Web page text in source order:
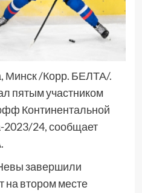
Минск /Корр. БЕЛТА/.
пятым участником
Континентальной
2023/24, сообщает
завершили
на втором месте